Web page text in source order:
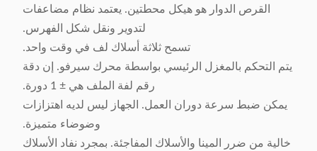
القرص الدوار هو هيكل محطتين. يعتمد نظام مضاعفات
لتدوير ونقل شكل الفهرس.
تسمح ثلاثة أسلاك لف في وقت واحد.
يتم التحكم بالمغزل الرئيسي بواسطة محرك سيرفو. إن دقة
رقم لفة الملف هي ± 1 دورة.
يمكن ضبط سرعة دوران العمل. الجهاز ليس لديه اهتزازات
وضوضاء متميزة.
خالية من ضرر المينا والأسلاك المفاجئة. بمجرد نفاد الأسلاك